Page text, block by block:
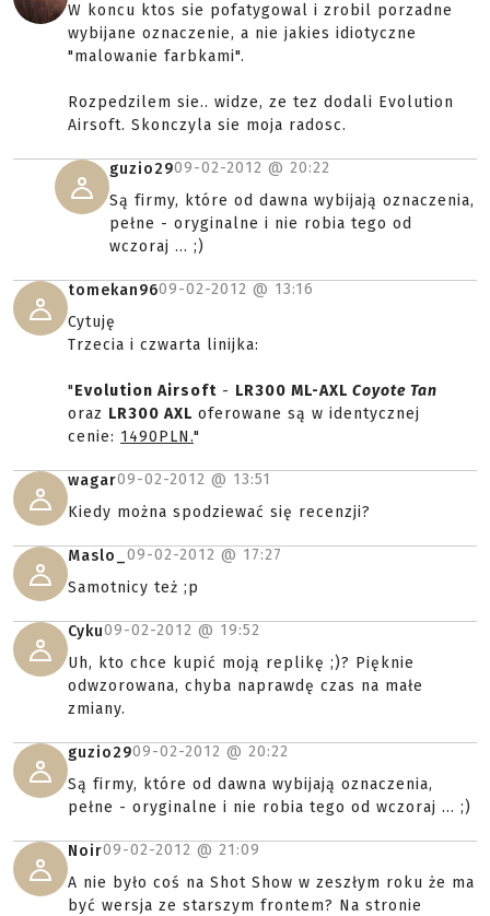
W koncu ktos sie pofatygowal i zrobil porzadne
wybijane oznaczenie, a nie jakies idiotyczne
"malowanie farbkami".
Rozpedzilem sie.. widze, ze tez dodali Evolution
Airsoft. Skonczyla sie moja radosc.
guzio2909-02-2012 @ 20:22
Są firmy, które od dawna wybijają oznaczenia,
pełne - oryginalne i nie robia tego od
wczoraj ... ;)
tomekan9609-02-2012 @ 13:16
Cytuję
Trzecia i czwarta linijka:
"Evolution Airsoft - LR300 ML-AXL Coyote Tan
oraz LR300 AXL oferowane są w identycznej
cenie: 1490PLN."
wagar09-02-2012 @ 13:51
Kiedy można spodziewać się recenzji?
Maslo_ 09-02-2012 @ 17:27
Samotnicy też ;p
Cyku09-02-2012 @ 19:52
Uh, kto chce kupić moją replikę ;)? Pięknie
odwzorowana, chyba naprawdę czas na małe
zmiany.
guzio2909-02-2012 @ 20:22
Są firmy, które od dawna wybijają oznaczenia,
pełne - oryginalne i nie robia tego od wczoraj ... ;)
Noir09-02-2012 @ 21:09
A nie było coś na Shot Show w zeszłym roku że ma
być wersja ze starszym frontem? Na stronie